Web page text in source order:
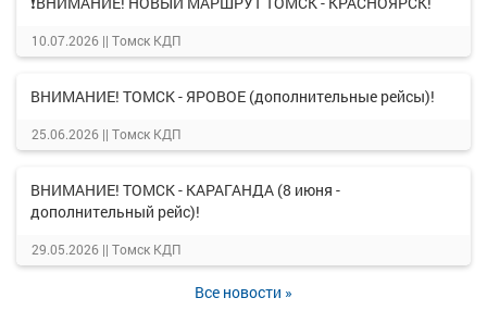
10.07.2026 || Томск КДП
ВНИМАНИЕ! ТОМСК - ЯРОВОЕ (дополнительные рейсы)!
25.06.2026 || Томск КДП
ВНИМАНИЕ! ТОМСК - КАРАГАНДА (8 июня -
дополнительный рейс)!
29.05.2026 || Томск КДП
Все новости »